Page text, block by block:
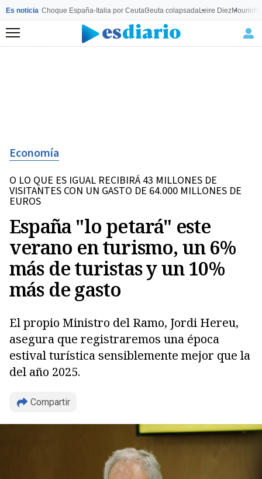
Es noticia Choque España-Italia por CeutaCeuta colapsadaLeire Diez
Menú
Economía
O LO QUE ES IGUAL RECIBIRÁ 43 MILLONES DE
VISITANTES CON UN GASTO DE 64.000 MILLONES DE
EUROS
España "lo petará" este
verano en turismo, un 6%
más de turistas y un 10%
más de gasto
El propio Ministro del Ramo, Jordi Hereu,
asegura que registraremos una época
estival turística sensiblemente mejor que la
del año 2025.
Compartir
Copiar